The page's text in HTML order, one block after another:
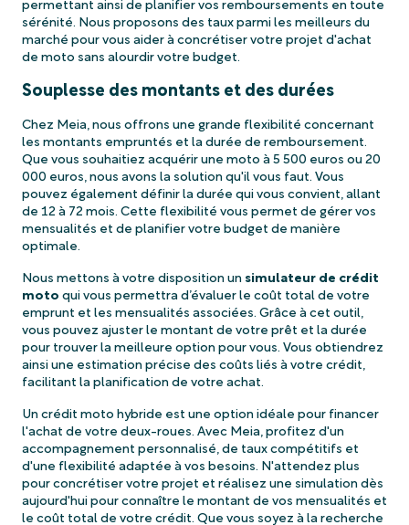
permettant ainsi de planifier vos remboursements en toute
sérénité. Nous proposons des taux parmi les meilleurs du
marché pour vous aider à concrétiser votre projet d'achat
de moto sans alourdir votre budget.
Souplesse des montants et des durées
Chez Meia, nous offrons une grande flexibilité concernant
les montants empruntés et la durée de remboursement.
Que vous souhaitiez acquérir une moto à 5 500 euros ou 20
000 euros, nous avons la solution qu'il vous faut. Vous
pouvez également définir la durée qui vous convient, allant
de 12 à 72 mois. Cette flexibilité vous permet de gérer vos
mensualités et de planifier votre budget de manière
optimale.
Nous mettons à votre disposition un simulateur de crédit
moto qui vous permettra d’évaluer le coût total de votre
emprunt et les mensualités associées. Grâce à cet outil,
vous pouvez ajuster le montant de votre prêt et la durée
pour trouver la meilleure option pour vous. Vous obtiendrez
ainsi une estimation précise des coûts liés à votre crédit,
facilitant la planification de votre achat.
Un crédit moto hybride est une option idéale pour financer
l'achat de votre deux-roues. Avec Meia, profitez d'un
accompagnement personnalisé, de taux compétitifs et
d'une flexibilité adaptée à vos besoins. N'attendez plus
pour concrétiser votre projet et réalisez une simulation dès
aujourd'hui pour connaître le montant de vos mensualités et
le coût total de votre crédit. Que vous soyez à la recherche